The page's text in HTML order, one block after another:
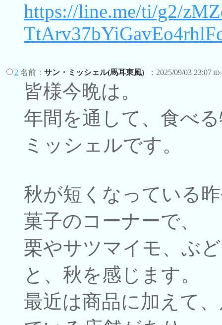
https://line.me/ti/g2/
2 名前： サン・ミッシェル(馬耳東風) ：2025/09/03 23:07
皆様今晩は。
年間を通して、食べ
ミッシェルです。
秋が短くなっている
菓子のコーナーで、
栗やサツマイモ、ぶ
と、秋を感じます。
最近は商品に加えて